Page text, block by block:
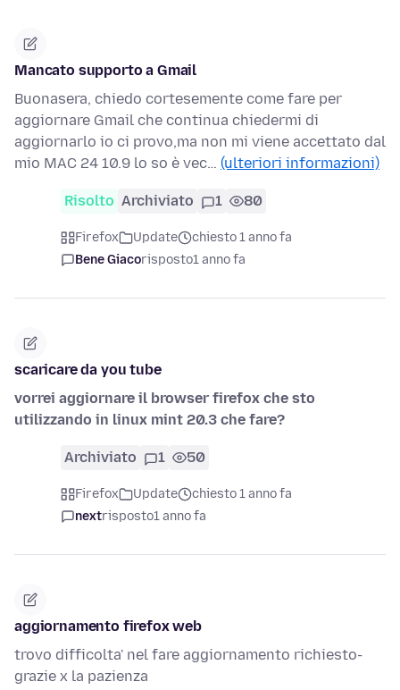
Mancato supporto a Gmail
Buonasera, chiedo cortesemente come fare per
aggiornare Gmail che continua chiedermi di
aggiornarlo io ci provo,ma non mi viene accettato dal
mio MAC 24 10.9 lo so è vec… (ulteriori informazioni)
Risolto Archiviato 1 80
Firefox Update
chiesto 1 anno fa
Bene Giacorisposto1 anno fa
scaricare da you tube
vorrei aggiornare il browser firefox che sto
utilizzando in linux mint 20.3 che fare?
Archiviato 1 50
Firefox Update
chiesto 1 anno fa
nextrisposto1 anno fa
aggiornamento firefox web
trovo difficolta' nel fare aggiornamento richiesto-
grazie x la pazienza